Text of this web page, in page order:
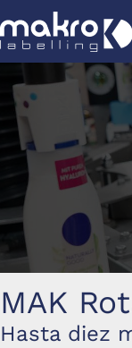
MAK
Hasta diez